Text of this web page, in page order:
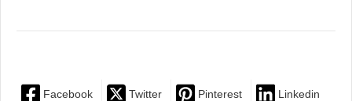
Facebook Twitter Pinterest Linkedin